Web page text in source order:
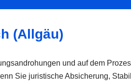
(Allgäu)
und auf dem
Sie juristische Absicherung,